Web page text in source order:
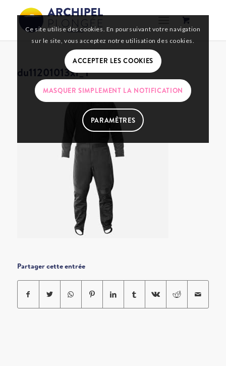
du11201013xl_1
Partager cette entrée
Ce site utilise des cookies. En poursuivant votre navigation
sur le site, vous acceptez notre utilisation des cookies.
ACCEPTER LES COOKIES
MASQUER SIMPLEMENT LA NOTIFICATION
PARAMÈTRES